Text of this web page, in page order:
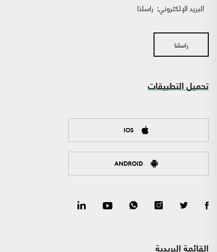
البريد الإلكتروني: راسلنا
راسلنا
تحميل التطبيقات
IOS
ANDROID
القائمة البريدية